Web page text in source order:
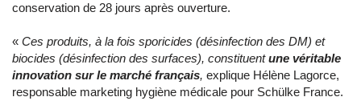
conservation de 28 jours après ouverture.
« Ces produits, à la fois sporicides (désinfection des DM) et
biocides (désinfection des surfaces), constituentune véritable
innovation sur le marché français, explique Hélène Lagorce,
responsable marketing hygiène médicale pour Schülke France.